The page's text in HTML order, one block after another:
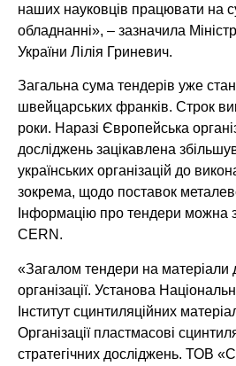
наших науковців працювати на
обладнанні», – зазначила
України Лілія Гриневич.
Загальна сума тендерів уже
швейцарських франків. Строк
роки. Наразі Європейська
досліджень зацікавлена
українських організацій до
зокрема, щодо поставок
Інформацію про тендери можна
CERN.
«Загалом тендери на матеріали
організації. Установа
Інститут сцинтиляційних
Організації пластмасові
стратегічних досліджень. ТОВ